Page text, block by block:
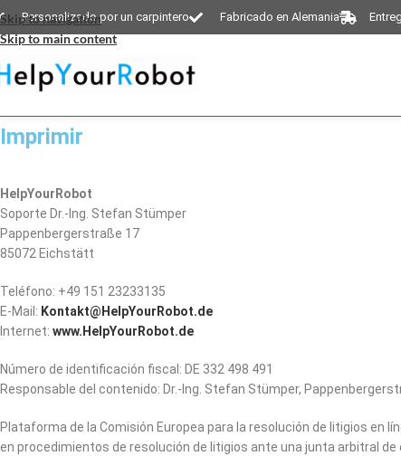
Skip to navigation
Skip to main content
Personalizado por un carpintero Fabricado en Alemania
Imprimir
H elpYourRobot
Soporte Dr.-Ing. Stefan Stümper
Pappenbergerstraße 17
85072 Eichstätt
Teléfono: +49 151 23233135
E-Mail: Kontakt@HelpYourRobot.de
Internet: www.HelpYourRobot.de
Número de identificación fiscal: DE 332 498 491
Responsable del contenido: Dr.-Ing. Stefan Stümper,
Plataforma de la Comisión Europea para la resolución de litigios en
en procedimientos de resolución de litigios ante una junta arbitral de